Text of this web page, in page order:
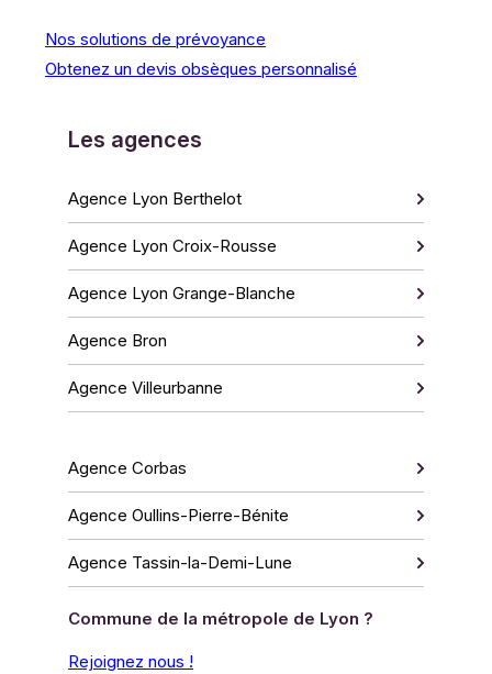
Nos solutions de prévoyance
Obtenez un devis obsèques personnalisé
Les agences
Agence Lyon Berthelot
Agence Lyon Croix-Rousse
Agence Lyon Grange-Blanche
Agence Bron
Agence Villeurbanne
Agence Corbas
Agence Oullins-Pierre-Bénite
Agence Tassin-la-Demi-Lune
Commune de la métropole de Lyon ?
Rejoignez nous !